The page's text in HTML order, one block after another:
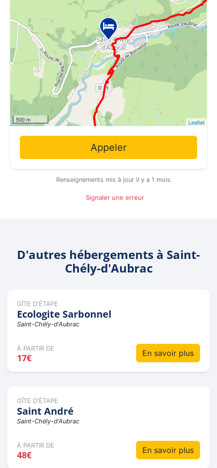
500 m Leaflet
Appeler
Renseignements mis à jour il y a 1 mois.
Signaler une erreur
D'autres hébergements à Saint-
Chély-d'Aubrac
GÎTE D'ÉTAPE
Ecologite Sarbonnel
Saint-Chély-d'Aubrac
À PARTIR DE
17€ En savoir plus
GÎTE D'ÉTAPE
Saint André
Saint-Chély-d'Aubrac
À PARTIR DE
48€ En savoir plus